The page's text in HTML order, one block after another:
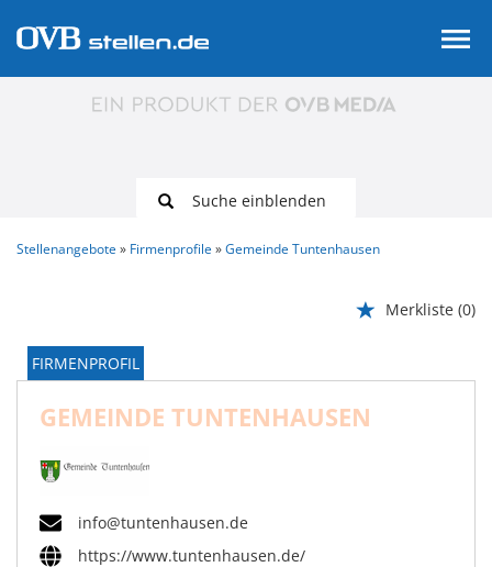
Suche einblenden
Stellenangebote Firmenprofile Gemeinde Tuntenhausen
Merkliste (0)
FIRMENPROFIL
GEMEINDE TUNTENHAUSEN
info@tuntenhausen.de
https://www.tuntenhausen.de/